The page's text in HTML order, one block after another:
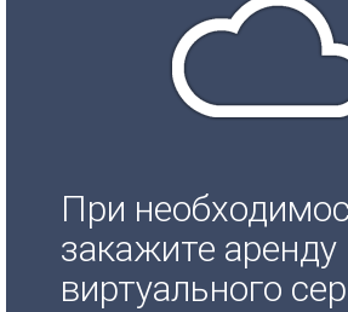
При
закажите аренду
виртуального